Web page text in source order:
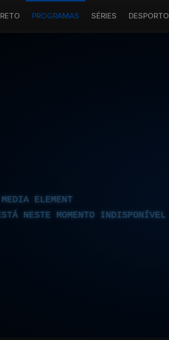
PROGRAMAS SÉRIES DESPORTO
ELEMENT
NESTE MOMENTO INDISPONÍVEL